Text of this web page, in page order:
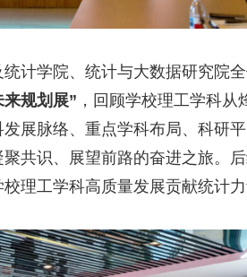
计学院、统计与大数据研究院
规划展” ，回顾学校理工学科
展脉络、重点学科布局、科研
共识、展望前路的奋进之旅。
理工学科高质量发展贡献统计力